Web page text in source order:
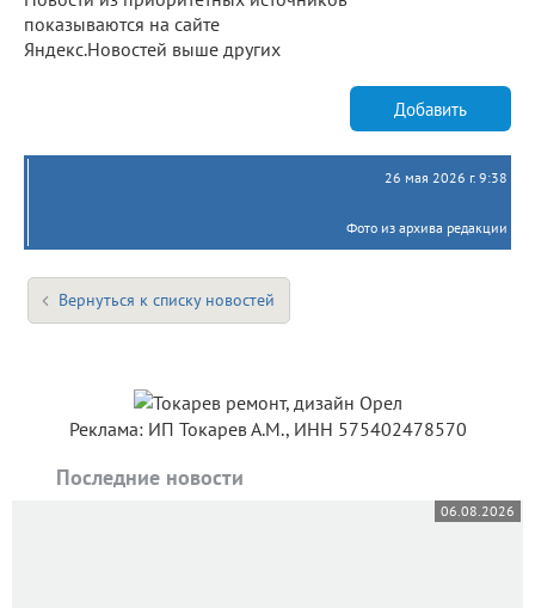
показываются на сайте
Яндекс.Новостей выше других
Добавить
26 мая 2026 г. 9:38
Фото из архива редакции
Вернуться к списку новостей
Реклама: ИП Токарев А.М., ИНН 575402478570
Последние новости
06.08.2026